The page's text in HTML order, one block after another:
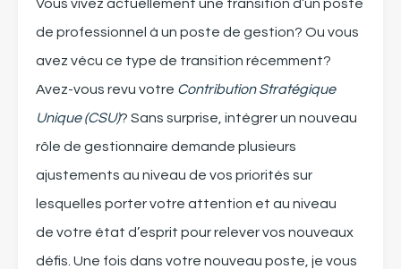
Vous vivez actuellement une transition d’un poste
de professionnel à un poste de gestion? Ou vous
avez vécu ce type de transition récemment?
Avez-vous revu votre Contribution Stratégique
Unique (CSU)? Sans surprise, intégrer un nouveau
rôle de gestionnaire demande plusieurs
ajustements au niveau de vos priorités sur
lesquelles porter votre attention et au niveau
de votre état d’esprit pour relever vos nouveaux
défis. Une fois dans votre nouveau poste, je vous